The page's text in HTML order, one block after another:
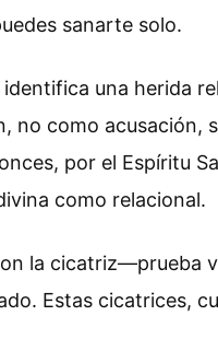
sanarte solo.
una herida
no como
por el Espíritu
como relacional.
la cicatriz—prueba
Estas cicatrices,